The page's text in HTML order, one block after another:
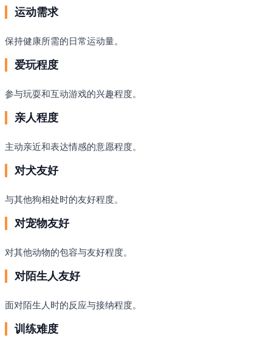
运动需求
保持健康所需的日常运动量。
爱玩程度
参与玩耍和互动游戏的兴趣程度。
亲人程度
主动亲近和表达情感的意愿程度。
对犬友好
与其他狗相处时的友好程度。
对宠物友好
对其他动物的包容与友好程度。
对陌生人友好
面对陌生人时的反应与接纳程度。
训练难度